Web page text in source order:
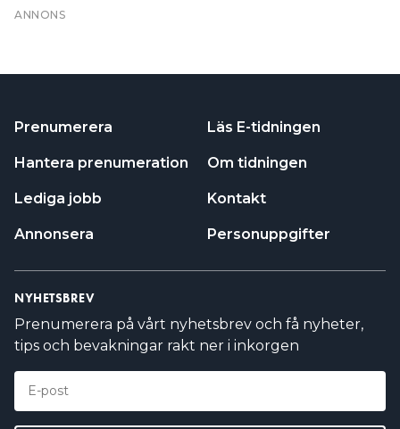
Hantera prenumeration
Prenumerera på vårt nyhetsbrev och få nyheter,
tips och bevakningar rakt ner i inkorgen